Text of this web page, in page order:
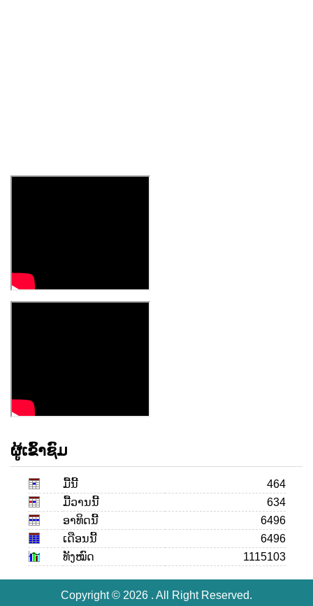
ຜູ້ເຂົ້າຊົມ
ມື້ນີ້
464
ມື້ວານນີ້
634
ອາທິດນີ້
6496
ເດືອນ​ນີ້
6496
ທັງໝົດ
1115103
Copyright © 2026 . All Right Reserved.